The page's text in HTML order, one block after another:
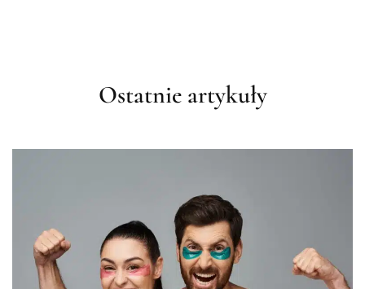
Ostatnie artykuły